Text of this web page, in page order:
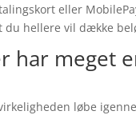
eller
du hellere vil dække
har meget
løbe